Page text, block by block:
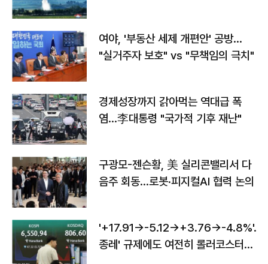
여야, '부동산 세제 개편안' 공방…
"실거주자 보호" vs "무책임의 극치"
경제성장까지 갉아먹는 역대급 폭
염…李대통령 "국가적 기후 재난"
구광모-젠슨황, 美 실리콘밸리서 다
음주 회동…로봇·피지컬AI 협력 논의
'+17.91→-5.12→+3.76→-4.8%'…'
종레' 규제에도 여전히 롤러코스터